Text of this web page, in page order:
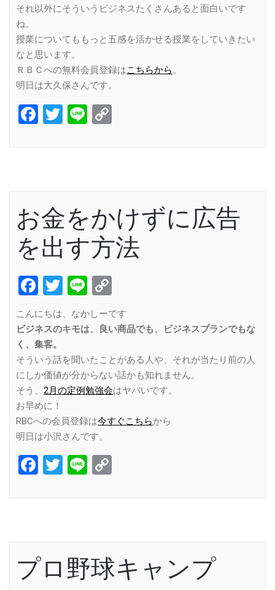
それ以外にそういうビジネスたくさんあると面白いです
ね。
授業についてももっと五感を活かせる授業をしていきたい
なと思います。
ＲＢＣへの無料会員登録はこちらから。
明日は大久保さんです。
Facebook
Twitter
Line
お金をかけずに広告
を出す方法
Facebook
Twitter
Line
Link
こんにちは、なかしーです
ビジネスのキモは、良い商品でも、ビジネスプランでもな
く、集客。
そういう話を聞いたことがある人や、それが当たり前の人
にしか価値が分からない話かも知れません。
そう、 2月の定例勉強会はヤバいです。
お早めに！
RBCへの会員登録は今すぐこちらから
明日は小沢さんです。
Facebook
Twitter
Line
プロ野球キャンプ